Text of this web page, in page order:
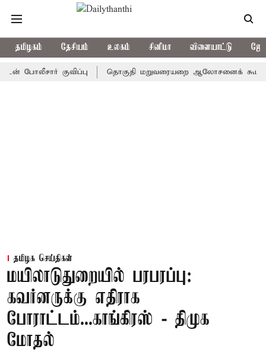
தமிழகம் தேசியம் உலகம் சினிமா விளையாட்டு
குவிப்பு தொகுதி மறுவரையறை ஆலோசனைக் கூட்டம்:
தமிழக செய்திகள்
மயிலாடுதுறையில் பரபரப்பு:
கவர்னருக்கு எதிராக
போராட்டம்...காங்கிரஸ் - திமுக
மோதல்